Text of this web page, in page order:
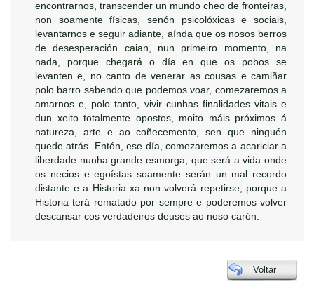
encontrarnos, transcender un mundo cheo de fronteiras,
non soamente físicas, senón psicolóxicas e sociais,
levantarnos e seguir adiante, aínda que os nosos berros
de desesperación caian, nun primeiro momento, na
nada, porque chegará o día en que os pobos se
levanten e, no canto de venerar as cousas e camiñar
polo barro sabendo que podemos voar, comezaremos a
amarnos e, polo tanto, vivir cunhas finalidades vitais e
dun xeito totalmente opostos, moito máis próximos á
natureza, arte e ao coñecemento, sen que ninguén
quede atrás. Entón, ese día, comezaremos a acariciar a
liberdade nunha grande esmorga, que será a vida onde
os necios e egoístas soamente serán un mal recordo
distante e a Historia xa non volverá repetirse, porque a
Historia terá rematado por sempre e poderemos volver
descansar cos verdadeiros deuses ao noso carón.
Voltar